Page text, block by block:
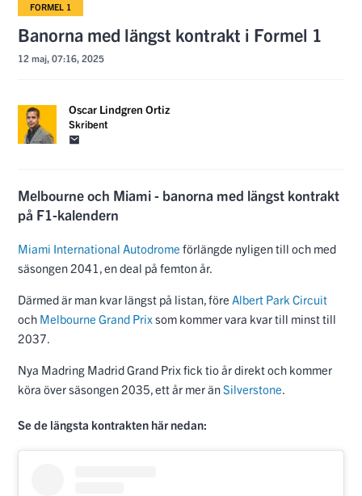
FORMEL 1
Banorna med längst kontrakt i Formel 1
12 maj, 07:16, 2025
Oscar Lindgren Ortiz
Skribent
Melbourne och Miami - banorna med längst kontrakt
på F1-kalendern
Miami International Autodrome förlängde nyligen till och med
säsongen 2041, en deal på femton år.
Därmed är man kvar längst på listan, före Albert Park Circuit
och Melbourne Grand Prixsom kommer vara kvar till minst till
2037.
Nya Madring Madrid Grand Prix fick tio år direkt och kommer
köra över säsongen 2035, ett år mer änSilverstone
Se de längsta kontrakten här nedan: